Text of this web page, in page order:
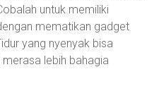
untuk memiliki
mematikan gadget
yang nyenyak bisa
lebih bahagia